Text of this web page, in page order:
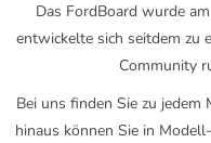
Das FordBoard wurde
entwickelte sich seitdem zu
Community
Bei uns finden Sie zu jedem
hinaus können Sie in